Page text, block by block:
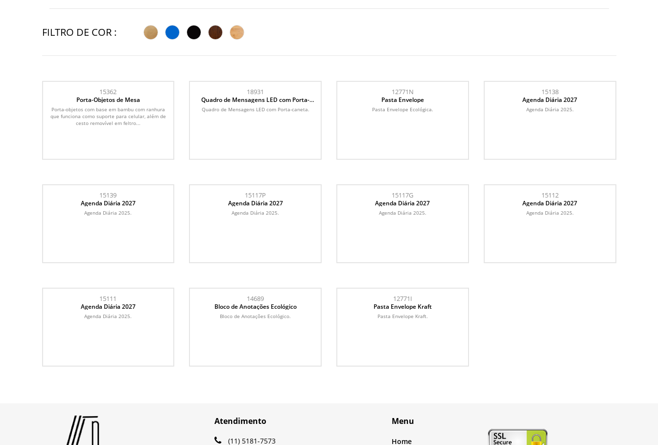
FILTRO DE COR :
15362
Porta-Objetos de Mesa
Porta-objetos com base em bambu com ranhura
que funciona como suporte para celular, além de
cesto removível em feltro...
18931
Quadro de Mensagens LED com Porta-
caneta
Quadro de Mensagens LED com Porta-caneta.
12771N
Pasta Envelope
Pasta Envelope Ecológica.
15138
Agenda Diária 2027
Agenda Diária 2025.
15139
Agenda Diária 2027
Agenda Diária 2025.
15117P
Agenda Diária 2027
Agenda Diária 2025.
15117G
Agenda Diária 2027
Agenda Diária 2025.
15112
Agenda Diária 2027
Agenda Diária 2025.
15111
Agenda Diária 2027
Agenda Diária 2025.
14689
Bloco de Anotações Ecológico
Bloco de Anotações Ecológico.
12771I
Pasta Envelope Kraft
Pasta Envelope Kraft.
Atendimento
(11) 5181-7573
Menu
Home